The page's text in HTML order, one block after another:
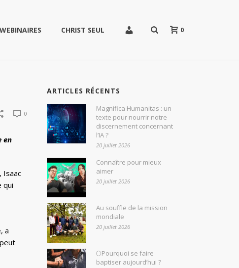
WEBINAIRES CHRIST SEUL 0
0
en
Isaac
qui
a
ARTICLES RÉCENTS
Magnifica Humanitas : un
texte pour nourrir notre
discernement concernant
l’IA ?
20 juillet 2026
Connaître pour mieux
aimer
20 juillet 2026
Au souffle de la mission
mondiale
20 juillet 2026
🌕Pourquoi se faire
baptiser aujourd’hui ?